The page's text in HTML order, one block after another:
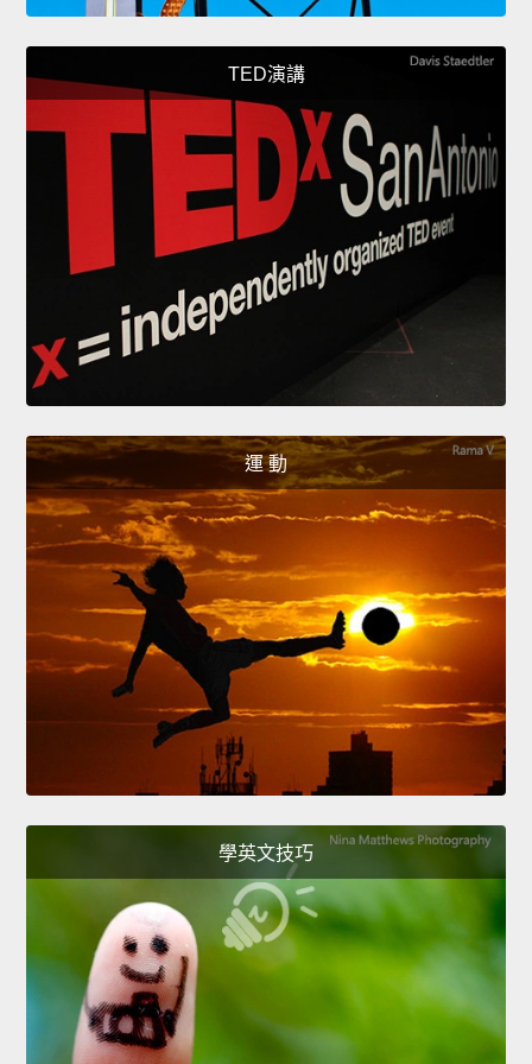
TED演講
運 動
學英文技巧